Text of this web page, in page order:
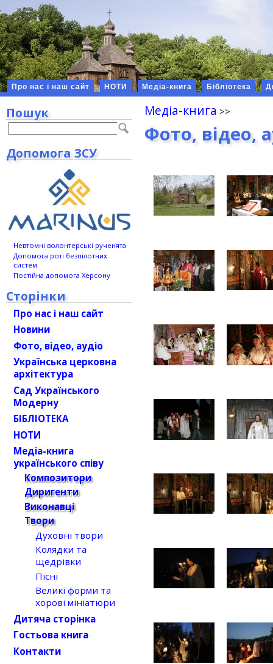
Про нас і наш сайт НОТИ Медіа-книга Бібліотека
Медіа-книга
Фото, відео,
Пошук
Допомога ЗСУ
Невтомні волонтерські рученята
Допомога роті безпілотних
систем
Постійна допомога Херсону
Сторінки
Про нас і наш сайт
Новини
Фото, відео, аудіо
Українська церковна
архітектура
Сад Українського
Модерну
БІБЛІОТЕКА
НОТИ
Медіа-книга
українського співу
Композитори
Диригенти
Виконавці
Твори
Духовні твори
Колядки та
щедрівки
Пісні
Великі форми та
хорові мініатюри
Дитяча сторінка
Гостьова книга
Контакти